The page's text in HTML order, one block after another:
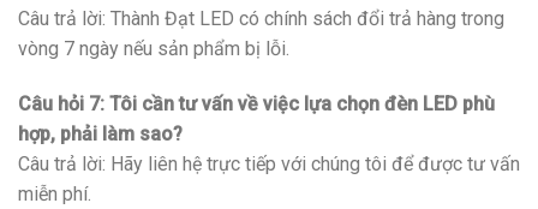
Câu trả lời: Thành Đạt LED có chính sách đổi trả hàng trong
vòng 7 ngày nếu sản phẩm bị lỗi.
Câu hỏi 7: Tôi cần tư vấn về việc lựa chọn đèn LED phù
hợp, phải làm sao?
Câu trả lời: Hãy liên hệ trực tiếp với chúng tôi để được tư vấn
miễn phí.